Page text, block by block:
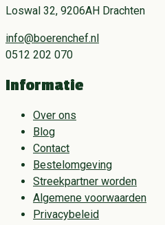
Loswal 32, 9206AH Drachten
info@boerenchef.nl
0512 202 070
Informatie
Over ons
Blog
Contact
Bestelomgeving
Streekpartner worden
Algemene voorwaarden
Privacybeleid